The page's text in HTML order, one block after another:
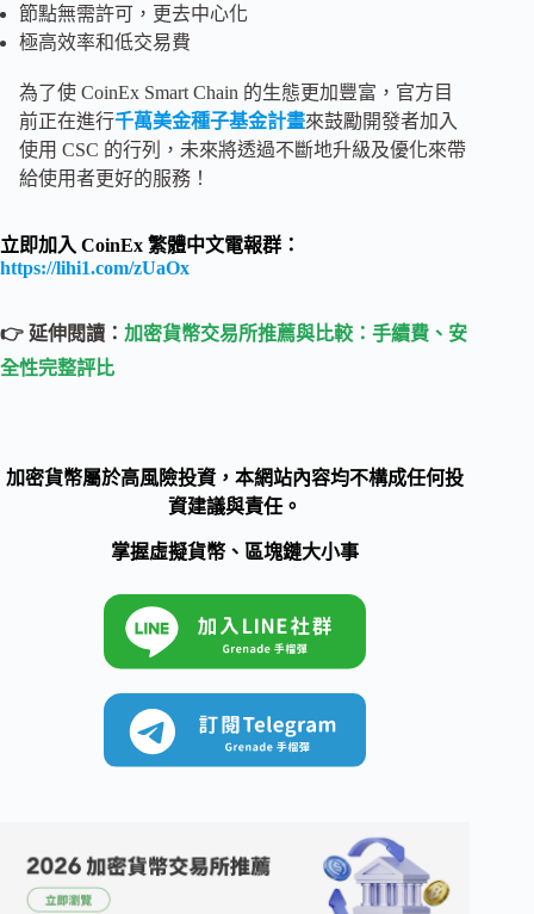
節點無需許可，更去中心化
極高效率和低交易費
為了使 CoinEx Smart Chain 的生態更加豐富，官方目
前正在進行千萬美金種子基金計畫來鼓勵開發者加入
使用 CSC 的行列，未來將透過不斷地升級及優化來帶
給使用者更好的服務！
立即加入 CoinEx 繁體中文電報群：
https://lihi1.com/zUaOx
👉 延伸閱讀： 加密貨幣交易所推薦與比較：手續費、安
全性完整評比
加密貨幣屬於高風險投資，本網站內容均不構成任何投
資建議與責任。
掌握虛擬貨幣、區塊鏈大小事